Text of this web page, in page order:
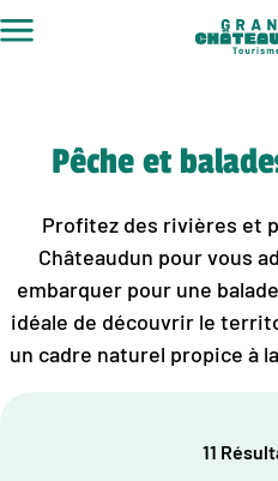
au
Pêche et
Profitez des rivières et
Châteaudun pour vous
embarquer pour une
idéale de découvrir le
un cadre naturel propice à
11